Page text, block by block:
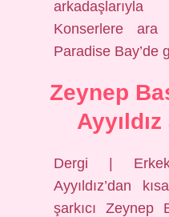
Konserlere ara
Paradise Bay’de
Zeynep
Ayyıldız
Dergi |
Ayyıldız’dan
şarkıcı Zeynep